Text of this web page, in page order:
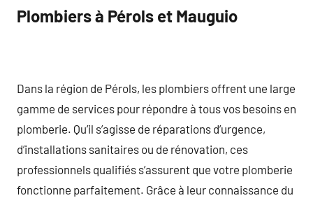
Plombiers à Pérols et Mauguio
Dans la région de Pérols, les plombiers offrent une large
gamme de services pour répondre à tous vos besoins en
plomberie. Qu’il s’agisse de réparations d’urgence,
d’installations sanitaires ou de rénovation, ces
professionnels qualifiés s’assurent que votre plomberie
fonctionne parfaitement. Grâce à leur connaissance du